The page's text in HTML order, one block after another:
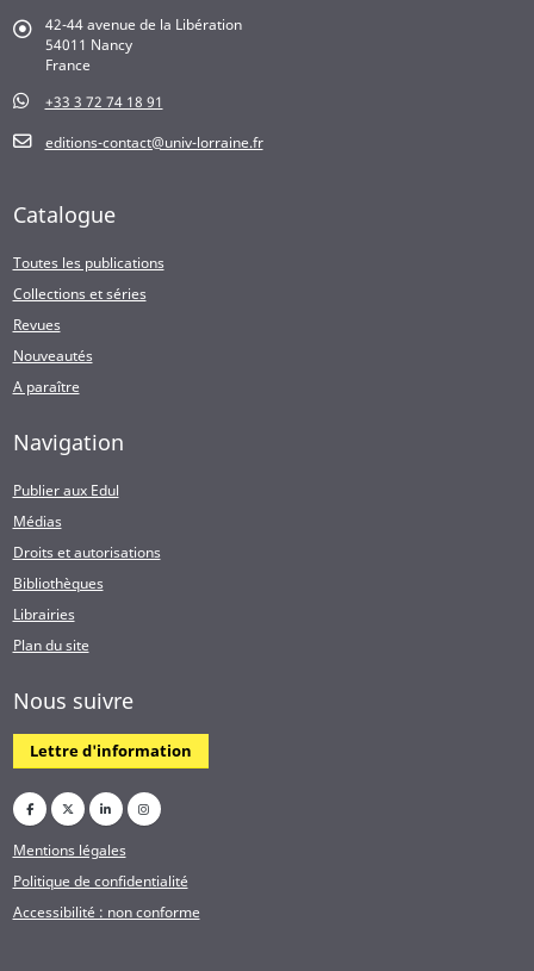
42-44 avenue de la Libération
54011 Nancy
France
+33 3 72 74 18 91
editions-contact@univ-lorraine.fr
Catalogue
Toutes les publications
Collections et séries
Revues
Nouveautés
A paraître
Navigation
Publier aux Edul
Médias
Droits et autorisations
Bibliothèques
Librairies
Plan du site
Nous suivre
Lettre d'information
Mentions légales
Politique de confidentialité
Accessibilité : non conforme